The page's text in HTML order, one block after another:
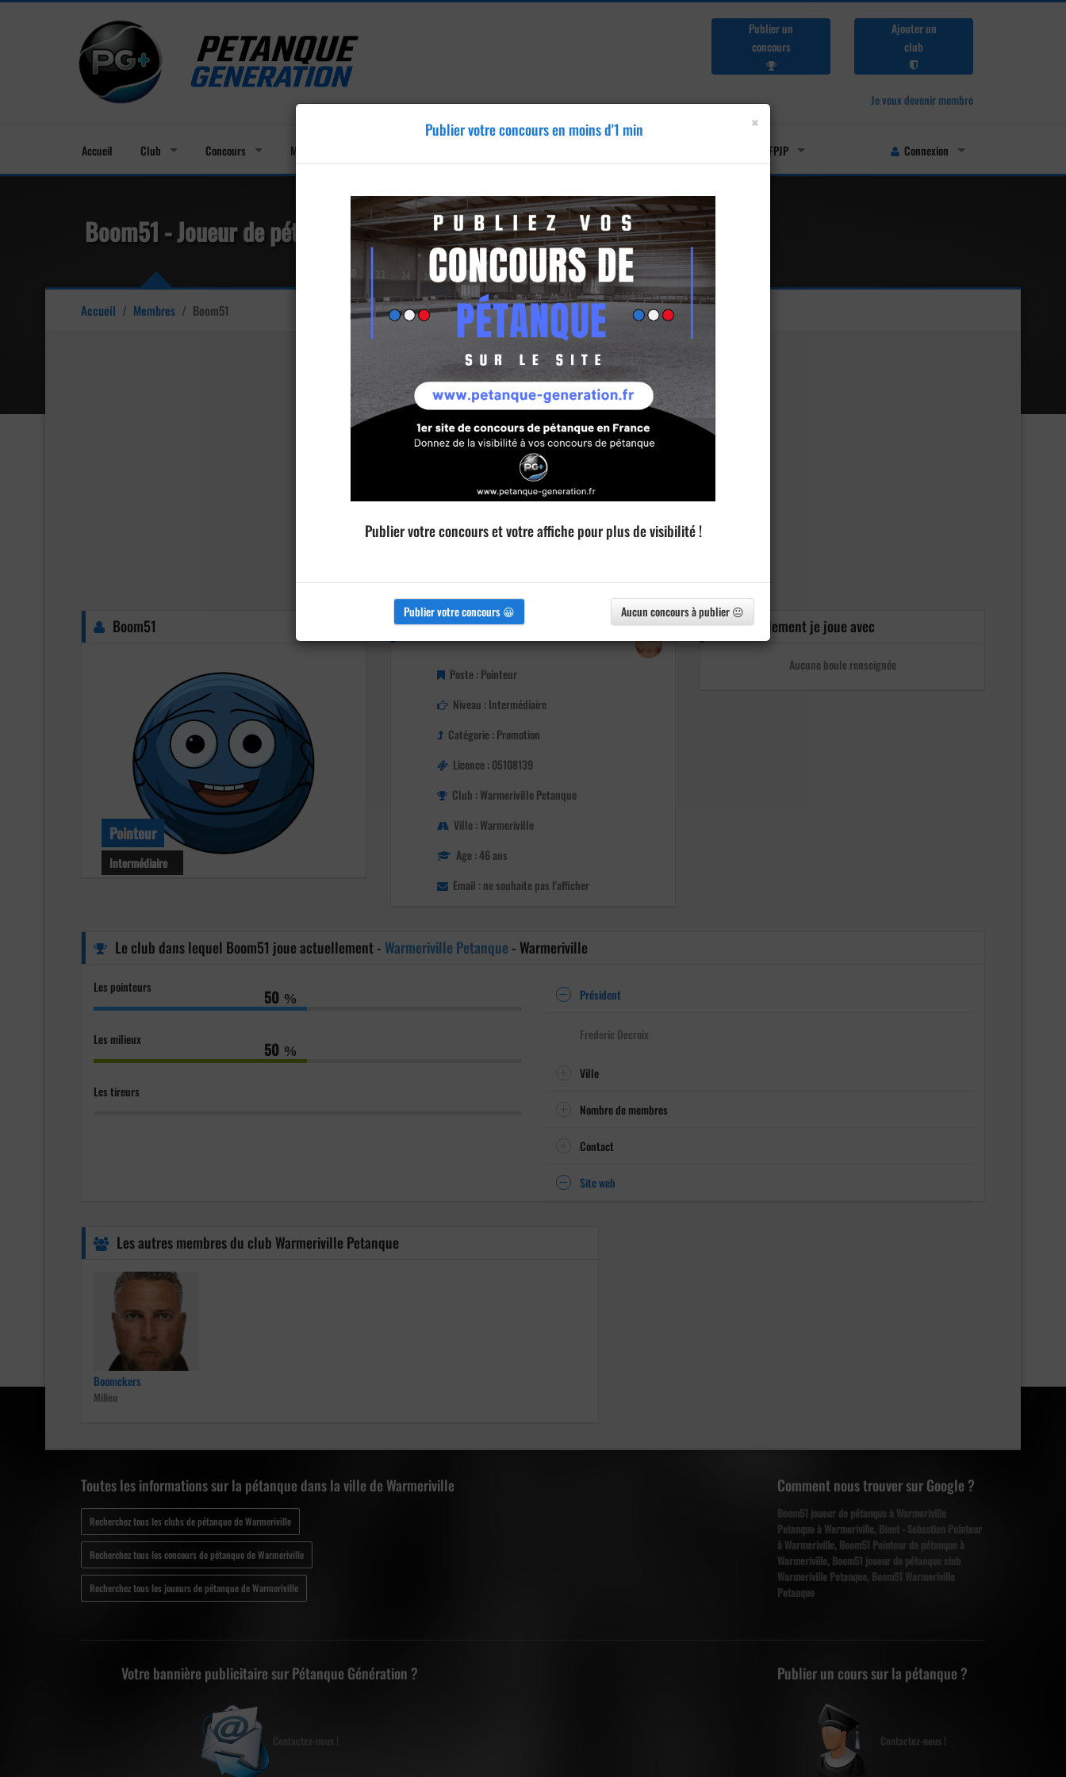
Publier un
concours
Ajouter un
club
Je veux devenir membre
Accueil Club Concours Membres Licenciés FFPJP Connexion
Boom51 - Joueur de pétanque
Accueil / Membres / Boom51
Boom51
Pointeur
Intermédiaire
Club : Warmeriville Petanque
Détails
Poste : Pointeur
Niveau : Intermédiaire
Catégorie : Promotion
Licence : 05108139
Club : Warmeriville Petanque
Ville : Warmeriville
Age : 46 ans
Email : ne souhaite pas l'afficher
Actuellement je joue avec
Aucune boule renseignée
Le club dans lequel Boom51 joue actuellement - Warmeriville Petanque- Warmeriville
Les pointeurs
50 %
Les milieux
50 %
Les tireurs
Président
Frederic Decroix
Ville
Nombre de membres
Contact
Site web
Les autres membres du club Warmeriville Petanque
Boomckers
Milieu
×
Publier votre concours en moins d'1 min
Publier votre concours et votre affiche pour plus de visibilité !
Publier votre concours 😀 Aucun concours à publier 😐
Toutes les informations sur la pétanque dans la ville de Warmeriville
Recherchez tous les clubs de pétanque de Warmeriville
Recherchez tous les concours de pétanque de Warmeriville
Recherchez tous les joueurs de pétanque de Warmeriville
Comment nous trouver sur Google ?
Boom51 joueur de pétanque à Warmeriville
Petanque à Warmeriville, Binet - Sebastien Pointeur
à Warmeriville, Boom51 Pointeur de pétanque à
Warmeriville, Boom51 joueur de pétanque club
Warmeriville Petanque, Boom51 Warmeriville
Petanque
Votre bannière publicitaire sur Pétanque Génération ?
Contactez-nous !
Publier un cours sur la pétanque ?
Contactez-nous !